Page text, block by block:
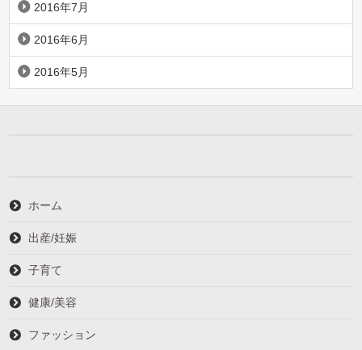
2016年7月
2016年6月
2016年5月
ホーム
出産/妊娠
子育て
健康/美容
ファッション